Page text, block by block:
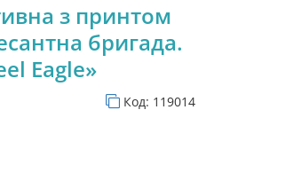
з принтом
бригада.
Eagle»
Код: 119014